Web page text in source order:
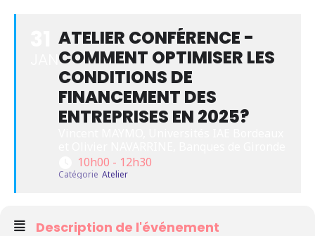
ATELIER CONFÉRENCE -
COMMENT OPTIMISER LES
CONDITIONS DE
FINANCEMENT DES
ENTREPRISES EN 2025?
10h00 - 12h30
Catégorie Atelier
Description de l'événement